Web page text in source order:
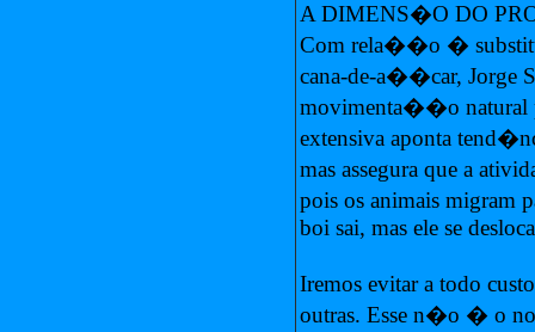
A DIMENS�O DO
Com rela��o �
cana-de-a��car, Jorge
movimenta��o natural
extensiva aponta
mas assegura que a
pois os animais migram
boi sai, mas ele se
Iremos evitar a todo
outras. Esse n�o � o